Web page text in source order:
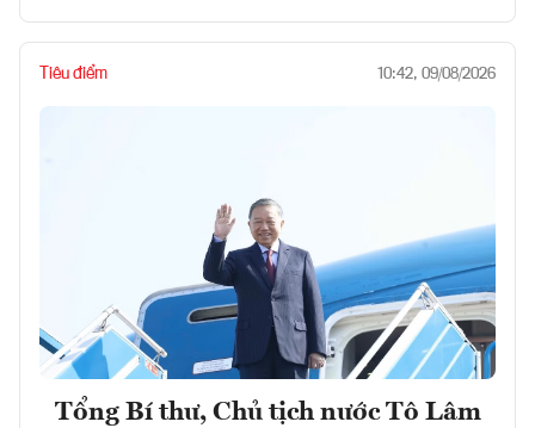
Tiêu điểm 10:42, 09/08/2026
Tổng Bí thư, Chủ tịch nước Tô Lâm